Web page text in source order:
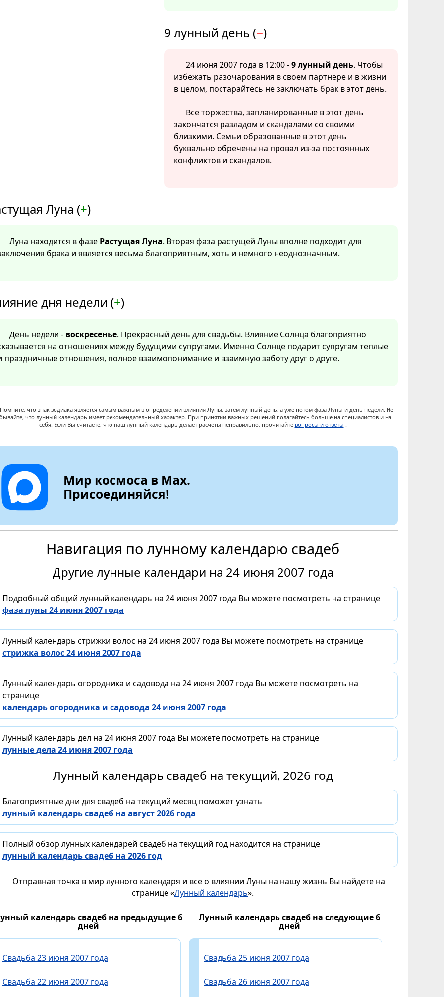
9 лунный день (−)
24 июня 2007 года в 12:00 -9 лунный день. Чтобы
избежать разочарования в своем партнере и в жизни
в целом, постарайтесь не заключать брак в этот день.
Все торжества, запланированные в этот день
закончатся разладом и скандалами со своими
близкими. Семьи образованные в этот день
буквально обречены на провал из-за постоянных
конфликтов и скандалов.
Луна (+)
Луна находится в фазе Растущая Луна. Вторая фаза растущей Луны вполне подходит для
брака и является весьма благоприятным, хоть и немного неоднозначным.
дня недели (+)
День недели - воскресенье. Прекрасный день для свадьбы. Влияние Солнца благоприятно
на отношениях между будущими супругами. Именно Солнце подарит супругам теплые
праздничные отношения, полное взаимопонимание и взаимную заботу друг о друге.
Помните, что знак зодиака является самым важным в определении влияния Луны, затем лунный день, а уже потом фаза Луны и день недели. Не
что лунный календарь имеет рекомендательный характер. При принятии важных решений полагайтесь больше на специалистов и на
себя. Если Вы считаете, что наш лунный календарь делает расчеты неправильно, прочитайте вопросы и ответы .
Мир космоса в Max.
Присоединяйся!
Навигация по лунному календарю свадеб
Другие лунные календари на 24 июня 2007 года
Подробный общий лунный календарь на 24 июня 2007 года Вы можете посмотреть на странице
фаза луны 24 июня 2007 года
Лунный календарь стрижки волос на 24 июня 2007 года Вы можете посмотреть на странице
стрижка волос 24 июня 2007 года
Лунный календарь огородника и садовода на 24 июня 2007 года Вы можете посмотреть на
странице
календарь огородника и садовода 24 июня 2007 года
Лунный календарь дел на 24 июня 2007 года Вы можете посмотреть на странице
лунные дела 24 июня 2007 года
Лунный календарь свадеб на текущий, 2026 год
Благоприятные дни для свадеб на текущий месяц поможет узнать
лунный календарь свадеб на август 2026 года
Полный обзор лунных календарей свадеб на текущий год находится на странице
лунный календарь свадеб на 2026 год
Отправная точка в мир лунного календаря и все о влиянии Луны на нашу жизнь Вы найдете на
странице «Лунный календарь».
календарь свадеб на предыдущие 6
дней
Свадьба 23 июня 2007 года
Свадьба 22 июня 2007 года
Лунный календарь свадеб на следующие 6
дней
Свадьба 25 июня 2007 года
Свадьба 26 июня 2007 года